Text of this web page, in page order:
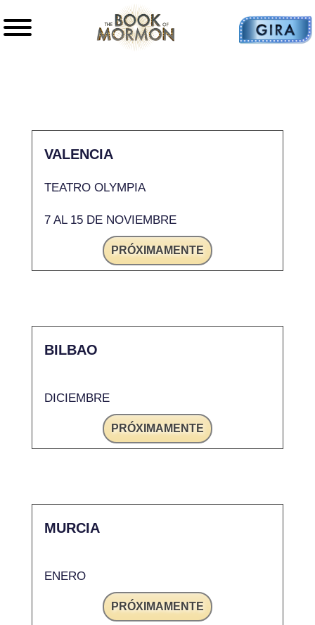
VALENCIA
TEATRO OLYMPIA
7 AL 15 DE NOVIEMBRE
PRÓXIMAMENTE
BILBAO
DICIEMBRE
PRÓXIMAMENTE
MURCIA
ENERO
PRÓXIMAMENTE